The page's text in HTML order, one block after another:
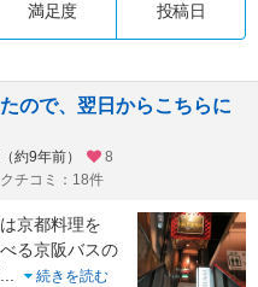
満足度 投稿日
ので、翌日からこちらに
約9年前）
8
チコミ：18件
京都料理を
る京阪バスの
...
続きを読む